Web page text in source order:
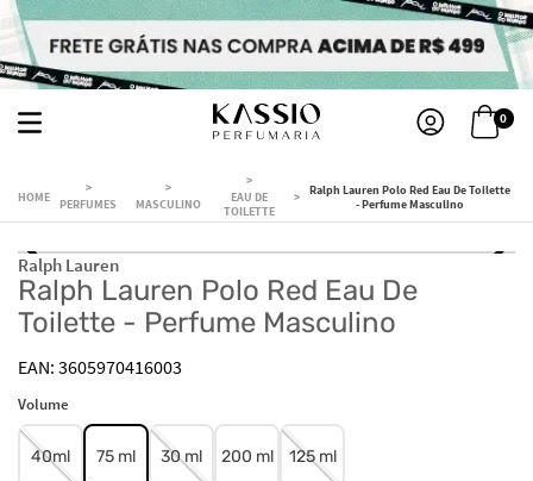
0
PERFUMES MASCULINO
EAU DE
TOILETTE
Ralph Lauren Polo Red Eau De Toilette
- Perfume Masculino
Ralph Lauren
Ralph Lauren Polo Red Eau De
Toilette - Perfume Masculino
3605970416003
Volume
40ml 75 ml 30 ml 200 ml 125 ml